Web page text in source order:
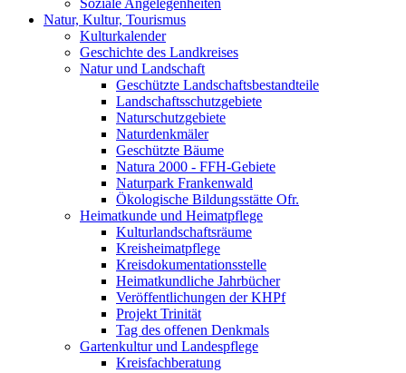
Soziale Angelegenheiten
Natur, Kultur, Tourismus
Kulturkalender
Geschichte des Landkreises
Natur und Landschaft
Geschützte Landschaftsbestandteile
Landschaftsschutzgebiete
Naturschutzgebiete
Naturdenkmäler
Geschützte Bäume
Natura 2000 - FFH-Gebiete
Naturpark Frankenwald
Ökologische Bildungsstätte Ofr.
Heimatkunde und Heimatpflege
Kulturlandschaftsräume
Kreisheimatpflege
Kreisdokumentationsstelle
Heimatkundliche Jahrbücher
Veröffentlichungen der KHPf
Projekt Trinität
Tag des offenen Denkmals
Gartenkultur und Landespflege
Kreisfachberatung